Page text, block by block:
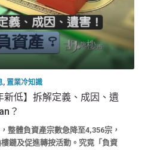
, 置業冷知識
新低】拆解定義、成因、遺
？
整體負資產宗數急降至4,356宗，
鏈及促進轉按活動。究竟「負資